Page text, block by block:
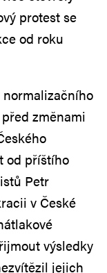
protest se
od roku
normalizačního
změnami
od příštího
Petr
v České
výsledky
jejich